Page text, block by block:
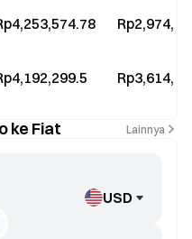
ke Fiat Lainnya
USD